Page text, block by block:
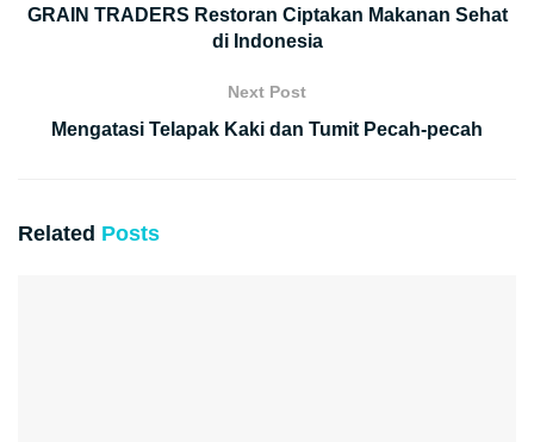
GRAIN TRADERS Restoran Ciptakan Makanan Sehat
di Indonesia
Next Post
Mengatasi Telapak Kaki dan Tumit Pecah-pecah
Related Posts